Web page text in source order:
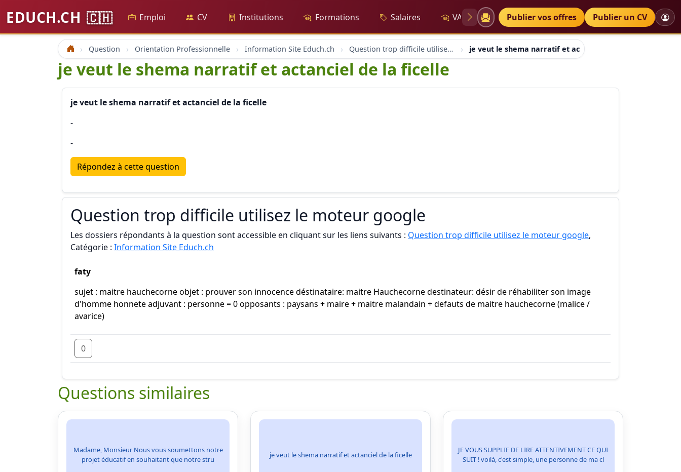
EDUCH.CH 🇨🇭 Emploi CV Institutions Formations Salaires VAE Diplômes Petites annonces
Publier vos offres Publier un CV
Accueil Question Orientation Professionnelle Information Site Educh.ch Question trop difficile utilisez le moteur google je veut le shema narratif et actanciel de la ficelle
je veut le shema narratif et actanciel de la ficelle
je veut le shema narratif et actanciel de la ficelle
-
-
Répondez à cette question
Question trop difficile utilisez le moteur google
Les dossiers répondants à la question sont accessible en cliquant sur les liens suivants : Question trop difficile utilisez le moteur google,
Catégorie : Information Site Educh.ch
faty
sujet : maitre hauchecorne objet : prouver son innocence déstinataire: maitre Hauchecorne destinateur: désir de réhabiliter son image
d'homme honnete adjuvant : personne = 0 opposants : paysans + maire + maitre malandain + defauts de maitre hauchecorne (malice /
avarice)
0
Questions similaires
Madame, Monsieur Nous vous soumettons notre
projet éducatif en souhaitant que notre stru
je veut le shema narratif et actanciel de la ficelle
JE VOUS SUPPLIE DE LIRE ATTENTIVEMENT CE QUI
SUIT ! voilà, c'est simple, une personne de ma cl